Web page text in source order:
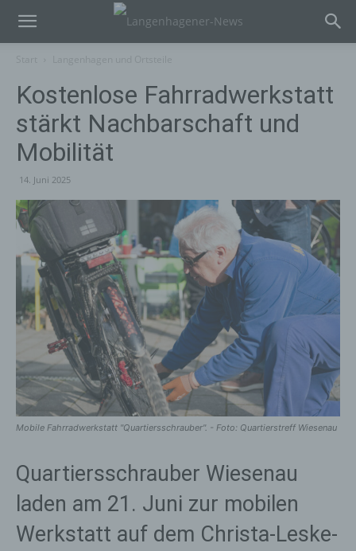
Kostenlose Fahrradwerkstatt
stärkt Nachbarschaft und
Mobilität
14. Juni 2025
Mobile Fahrradwerkstatt "Quartiersschrauber". - Foto: Quartierstreff Wiesenau
Quartiersschrauber Wiesenau
laden am 21. Juni zur mobilen
Werkstatt auf dem Christa-Leske-